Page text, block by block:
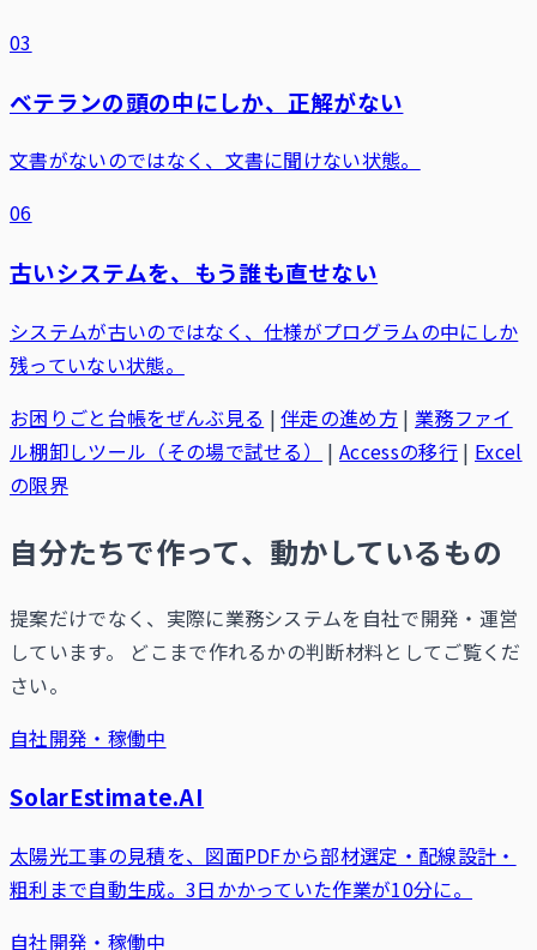
03
ベテランの頭の中にしか、正解がない
文書がないのではなく、文書に聞けない状態。
06
古いシステムを、もう誰も直せない
システムが古いのではなく、仕様がプログラムの中にしか
残っていない状態。
お困りごと台帳をぜんぶ見る | 伴走の進め方 | 業務ファイ
ル棚卸しツール（その場で試せる）
| Accessの移行 | Excel
の限界
自分たちで作って、動かしているもの
提案だけでなく、実際に業務システムを自社で開発・運営
しています。 どこまで作れるかの判断材料としてご覧くだ
さい。
自社開発・稼働中
SolarEstimate.AI
太陽光工事の見積を、図面PDFから部材選定・配線設計・
粗利まで自動生成。3日かかっていた作業が10分に。
自社開発・稼働中